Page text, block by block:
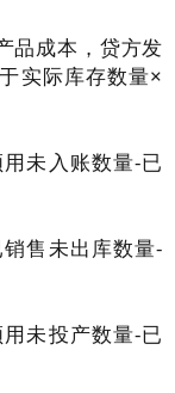
品成本，贷方发
实际库存数量×
未入账数量-已
售未出库数量-
未投产数量-已